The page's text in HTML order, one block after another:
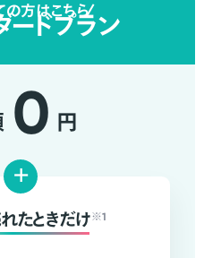
の方はこちら
ードプラン
0 円
+
たときだけ ※1